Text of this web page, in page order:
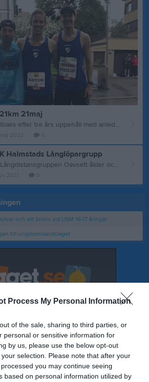
Process My Personal Information
of the sale, sharing to third parties, or
personal or sensitive information for
by us, please use the below opt-out
selection. Please note that after your
you may continue seeing
based on personal information utilized by
21maj
Göteborgvarvet är tillbaks efter tre års uppehåll med anledning av pandemin. Loppet är åter världens största halvmaraton med ca 60 000 anmälda deltagare, varav 44 000 bedöms startat i årets lopp. Arrangörerna har fått viss kritik då de ställt in lopp med kort varsel utan återbetalning men kunde trots allt leverera en högkvalitativ och attraktiv tävling i år igen och återskapa en löparfest. Trots årets regnväder. Göteborgsvarvet är tillbaks på riktigt!! Från IFK Halmstad deltog sju löpare av vilka fyra satte PB på distansen; Anton, Philip och Mattias, Youssef. Grattis till er alla och starkt jobbat!! Namn Tid Pl. (klass) (kön) (totalt) Anton Hellgren 1:18:34 104 (M17) 177 193 Philip Järpehag 1:20:59 146 (M17) 272 295 Mattias Björkman 1:22:58 61 (M40) 409 436 Youssef Alkhous 1:24:07 257 (M17) 495 525 David Sandström 1:40:18 521 (M40) 3310 3659 Lars Sellergren 1:42:23 43 (H60) 3891 4333 Dennis Edvardsson 2:01:41 1469 (M35) 10209 13031
Halmstads Långlöpargrupp
Träningsinformation Långdistansgruppen Oavsett ålder och förmåga tränar medlemmar i långdistansgruppen tillsammans en gång i veckan. Övriga pass sker individuellt eller sporadiskt samordnade. Detta innebär att man själv har ett stort ansvar för att anpassa föreslagna pass och sin träning så det passar egna behov. Träningstid: torsdagar 17:30-20:00 Vi samlas vid klubbstugan på Sannarps IP och värmer upp i närområdet för att så långt som möjligt bedriva högintensiv träning på bana. Ibland tränar vi på annan plats eller enskilt så för er som vill prova-på att träna med oss uppmuntrar vi till kontakt innan besök. Övrigt Inför varje säsong försöker vi konkretisera målsättningar och hitta lopp som vi tillsammans kan delta i och på så vis ha såväl kvalitativa som sociala mål med året. I gruppen finns löpare med olika målsättningar, gällande såväl motionsinriktning eller tävlingsinriktning som olika distanser. Vi springer bana, terräng- och långlopp på alla distanser från 3000m och längre. För information om medlemsavgifter se medlemsinformation (länk) och för information om verksamhet kontakta ledare. Kom och spring med oss! Ledare: Mattias Bramstång langdistans@ifkhalmstad.se
och ett brons vid USM 16-17 åringar
till ungdomslandslaget